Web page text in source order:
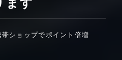
ショップでポイント倍増